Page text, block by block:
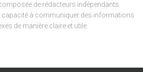
de rédacteurs indépendants
capacité à communiquer des informations
de manière claire et utile.